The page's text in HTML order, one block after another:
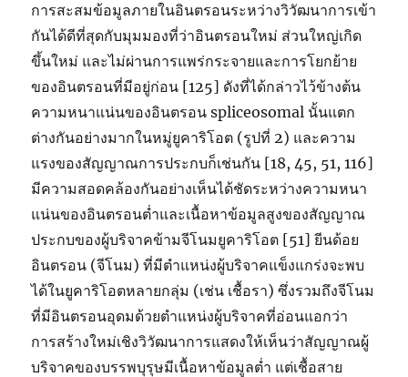
การสะสมข้อมูลภายในอินตรอนระหว่างวิวัฒนาการเข้า
กันได้ดีที่สุดกับมุมมองที่ว่าอินตรอนใหม่ ส่วนใหญ่เกิด
ขึ้นใหม่ และไม่ผ่านการแพร่กระจายและการโยกย้าย
ของอินตรอนที่มีอยู่ก่อน [125] ดังที่ได้กล่าวไว้ข้างต้น
ความหนาแน่นของอินตรอน spliceosomal นั้นแตก
ต่างกันอย่างมากในหมู่ยูคาริโอต (รูปที่ 2) และความ
แรงของสัญญาณการประกบก็เช่นกัน [18, 45, 51, 116]
มีความสอดคล้องกันอย่างเห็นได้ชัดระหว่างความหนา
แน่นของอินตรอนต่ำและเนื้อหาข้อมูลสูงของสัญญาณ
ประกบของผู้บริจาคข้ามจีโนมยูคาริโอต [51] ยีนด้อย
อินตรอน (จีโนม) ที่มีตำแหน่งผู้บริจาคแข็งแกร่งจะพบ
ได้ในยูคาริโอตหลายกลุ่ม (เช่น เชื้อรา) ซึ่งรวมถึงจีโนม
ที่มีอินตรอนอุดมด้วยตำแหน่งผู้บริจาคที่อ่อนแอกว่า
การสร้างใหม่เชิงวิวัฒนาการแสดงให้เห็นว่าสัญญาณผู้
บริจาคของบรรพบุรุษมีเนื้อหาข้อมูลต่ำ แต่เชื้อสาย